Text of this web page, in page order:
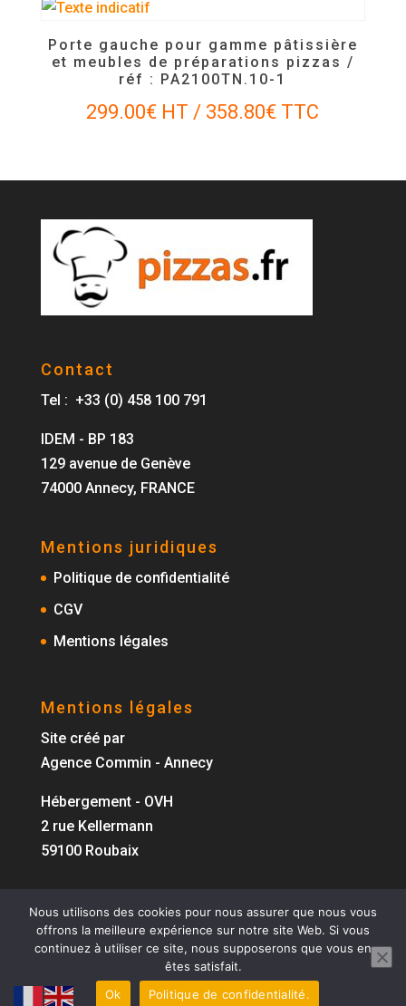
Porte gauche pour gamme pâtissière
et meubles de préparations pizzas /
réf : PA2100TN.10-1
299.00€ HT / 358.80€ TTC
Contact
Tel : +33 (0) 458 100 791
IDEM - BP 183
129 avenue de Genève
74000 Annecy, FRANCE
Mentions juridiques
Politique de confidentialité
CGV
Mentions légales
Mentions légales
Site créé par
Agence Commin - Annecy
Hébergement - OVH
2 rue Kellermann
59100 Roubaix
Powered by J2C - Copyright ©2021 Agence
Commin - All rights reserved
Nous utilisons des cookies pour nous assurer que nous vous
offrons la meilleure expérience sur notre site Web. Si vous
continuez à utiliser ce site, nous supposerons que vous en
êtes satisfait.
Ok
Politique de confidentialité.